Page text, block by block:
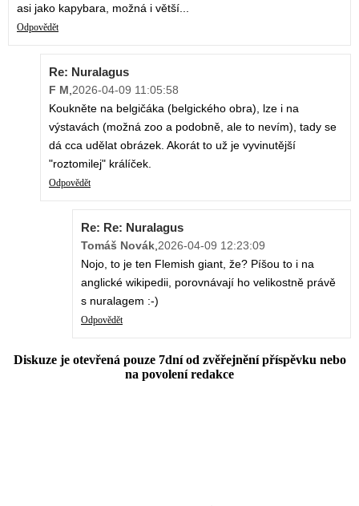
asi jako kapybara, možná i větší...
Odpovědět
Re: Nuralagus
F M 2026-04-09 11:05:58
Koukněte na belgičáka (belgického obra), lze i na
výstavách (možná zoo a podobně, ale to nevím), tady se
dá cca udělat obrázek. Akorát to už je vyvinutější
"roztomilej" králíček.
Odpovědět
Re: Re: Nuralagus
Tomáš Novák 2026-04-09 12:23:09
Nojo, to je ten Flemish giant, že? Píšou to i na
anglické wikipedii, porovnávají ho velikostně právě
s nuralagem :-)
Odpovědět
Diskuze je otevřená pouze 7dní od zvěřejnění příspěvku nebo
na povolení redakce